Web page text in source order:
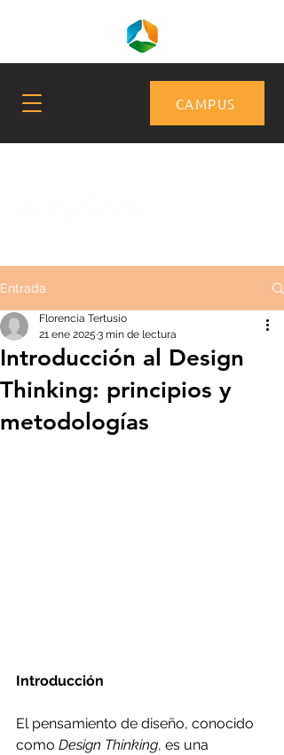
CAMPUS
Entrada
Introducción al Design
Thinking: principios y
metodologías
Florencia Tertusio
21 ene 2025 3 min de lectura
Introducción
El pensamiento de diseño, conocido
como Design Thinking, es una